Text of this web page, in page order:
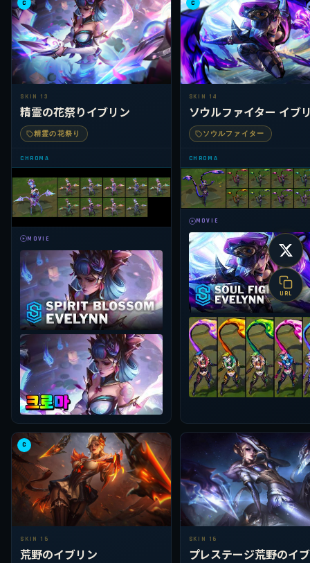
URL
C
SKIN 13
精霊の花祭りイブリン
精霊の花祭り
CHROMA
MOVIE
C
SKIN 14
ソウルファイター イブ
ソウルファイター
CHROMA
MOVIE
C
SKIN 15
荒野のイブリン
SKIN 16
プレステージ荒野のイ